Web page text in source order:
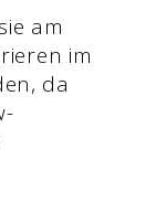
am
im
da